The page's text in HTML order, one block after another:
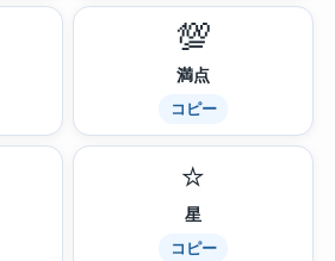
💯
満点
コピー
⭐
星
コピー